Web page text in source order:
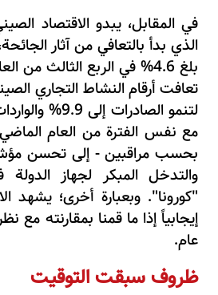
في المقابل، يبدو الاقتصاد
الذي بدأ بالتعافي من آثار
بحسب مراقبين - إلى تحسن
والتدخل المبكر لجهاز
"كورونا". وبعبارة أخرى؛ يشهد
إيجابياً إذا ما قمنا بمقارنته مع
عام.
ظروف سبقت التوقيت